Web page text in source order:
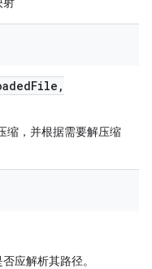
File ,
缩，并根据需要解压缩
应解析其路径。